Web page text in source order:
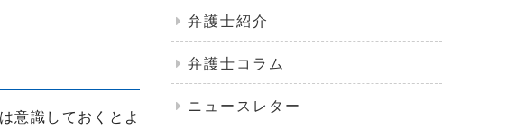
意識しておくとよ
弁護士紹介
弁護士コラム
ニュースレター